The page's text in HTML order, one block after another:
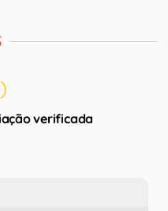
verificada